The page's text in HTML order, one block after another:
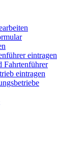
eintragen
Fahrtenführer
eintragen